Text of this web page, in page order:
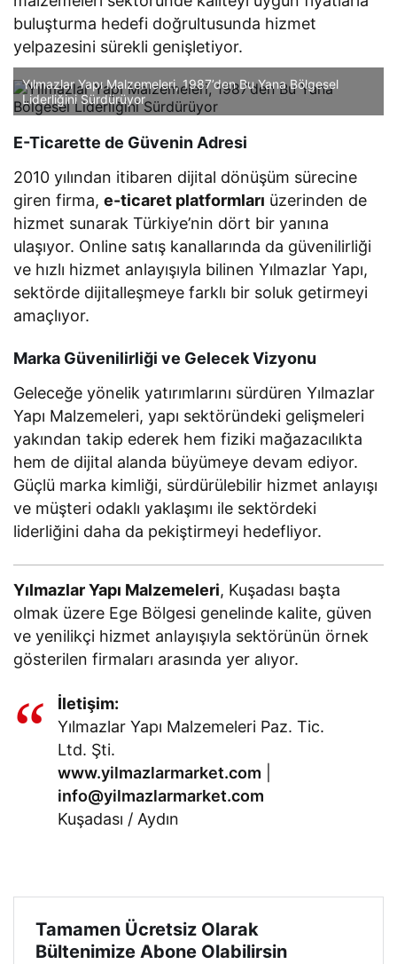
buluşturma hedefi doğrultusunda hizmet
yelpazesini sürekli genişletiyor.
Yılmazlar Yapı Malzemeleri, 1987’den Bu Yana Bölgesel
Liderliğini Sürdürüyor
E-Ticarette de Güvenin Adresi
2010 yılından itibaren dijital dönüşüm sürecine
giren firma,e-ticaret platformları üzerinden de
hizmet sunarak Türkiye’nin dört bir yanına
ulaşıyor. Online satış kanallarında da güvenilirliği
ve hızlı hizmet anlayışıyla bilinen Yılmazlar Yapı,
sektörde dijitalleşmeye farklı bir soluk getirmeyi
amaçlıyor.
Marka Güvenilirliği ve Gelecek Vizyonu
Geleceğe yönelik yatırımlarını sürdüren Yılmazlar
Yapı Malzemeleri, yapı sektöründeki gelişmeleri
yakından takip ederek hem fiziki mağazacılıkta
hem de dijital alanda büyümeye devam ediyor.
Güçlü marka kimliği, sürdürülebilir hizmet anlayışı
ve müşteri odaklı yaklaşımı ile sektördeki
liderliğini daha da pekiştirmeyi hedefliyor.
Yılmazlar Yapı Malzemeleri, Kuşadası başta
olmak üzere Ege Bölgesi genelinde kalite, güven
ve yenilikçi hizmet anlayışıyla sektörünün örnek
gösterilen firmaları arasında yer alıyor.
İletişim:
Yılmazlar Yapı Malzemeleri Paz. Tic.
Ltd. Şti.
www.yilmazlarmarket.com
info@yilmazlarmarket.com
Kuşadası / Aydın
Tamamen Ücretsiz Olarak
Bültenimize Abone Olabilirsin